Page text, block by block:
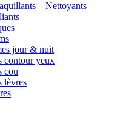
– Nettoyants
jour & nuit
contour yeux
cou
lèvres